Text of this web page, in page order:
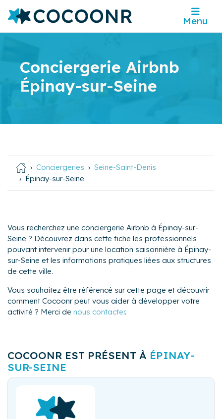
Menu
Conciergerie Airbnb
Épinay-sur-Seine
Conciergeries
Seine-Saint-Denis
Épinay-sur-Seine
Vous recherchez une conciergerie Airbnb à Épinay-sur-
Seine ? Découvrez dans cette fiche les professionnels
pouvant intervenir pour une location saisonnière à Épinay-
sur-Seine et les informations pratiques liées aux structures
de cette ville.
Vous souhaitez être référencé sur cette page et découvrir
comment Cocoonr peut vous aider à développer votre
activité ? Merci de nous contacter.
COCOONR EST PRÉSENT À ÉPINAY-
SUR-SEINE